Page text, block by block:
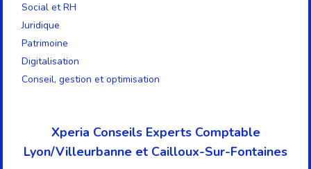
Social et RH
Juridique
Patrimoine
Digitalisation
Conseil, gestion et optimisation
Xperia Conseils Experts Comptable
Lyon/Villeurbanne et Cailloux-Sur-Fontaines